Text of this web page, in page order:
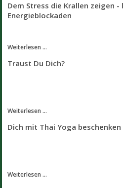
Dem Stress die Krallen zeigen -
Energieblockaden
Weiterlesen ...
Traust Du Dich?
Weiterlesen ...
Dich mit Thai Yoga
Weiterlesen ...